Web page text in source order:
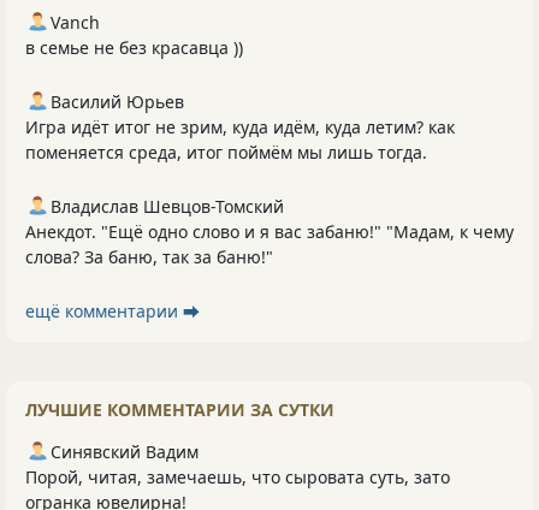
Vanch
в семье не без красавца ))
Василий Юрьев
Игра идёт итог не зрим, куда идём, куда летим? как
поменяется среда, итог поймём мы лишь тогда.
Владислав Шевцов-Томский
Анекдот. "Ещё одно слово и я вас забаню!" "Мадам, к чему
слова? За баню, так за баню!"
ещё комментарии ⮕
ЛУЧШИЕ КОММЕНТАРИИ ЗА СУТКИ
Синявский Вадим
Порой, читая, замечаешь, что сыровата суть, зато
огранка ювелирна!